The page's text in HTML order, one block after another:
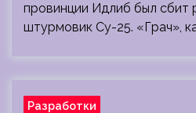
провинции Идлиб был сбит
штурмовик Су-25. «Грач»,
Разработки